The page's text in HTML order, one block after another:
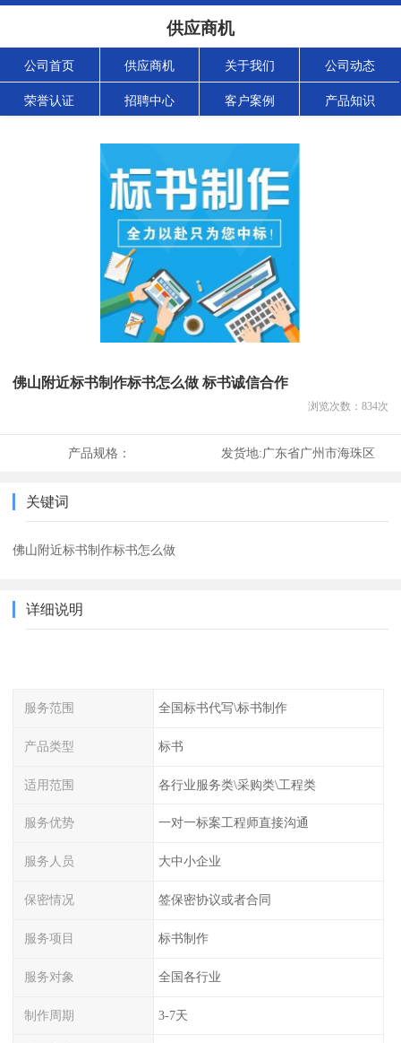
供应商机
公司首页 供应商机 关于我们 公司动态
荣誉认证 招聘中心 客户案例 产品知识
佛山附近标书制作标书怎么做 标书诚信合作
浏览次数： 834次
产品规格： 发货地:广东省广州市海珠区
关键词
佛山附近标书制作标书怎么做
详细说明
服务范围 全国标书代写\标书制作
产品类型 标书
适用范围 各行业服务类\采购类\工程类
服务优势 一对一标案工程师直接沟通
服务人员 大中小企业
保密情况 签保密协议或者合同
服务项目 标书制作
服务对象 全国各行业
制作周期 3-7天